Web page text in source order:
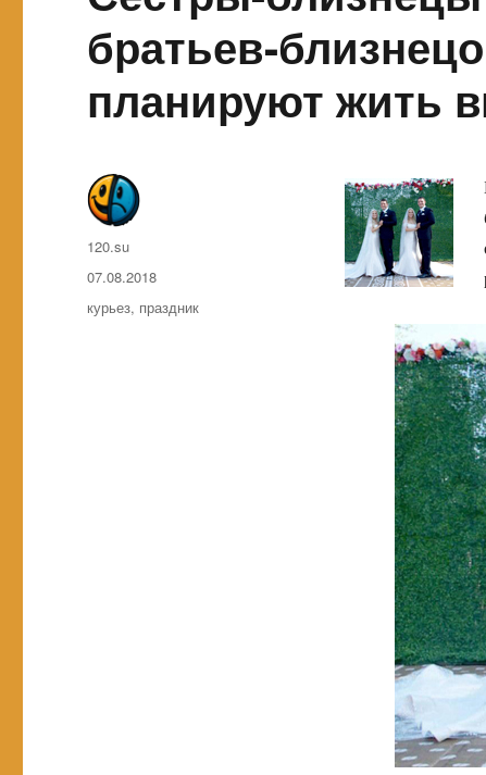
братьев-
планируют жить
Автор
120.su
Опубликовано
07.08.2018
Метки
курьез, праздник